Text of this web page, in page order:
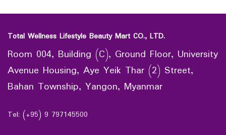
Total Wellness Lifestyle Beauty Mart CO., LTD.
Room 004, Building (C), Ground Floor, University
Avenue Housing, Aye Yeik Thar (2) Street,
Bahan Township, Yangon, Myanmar
Tel: (+95) 9 797145500